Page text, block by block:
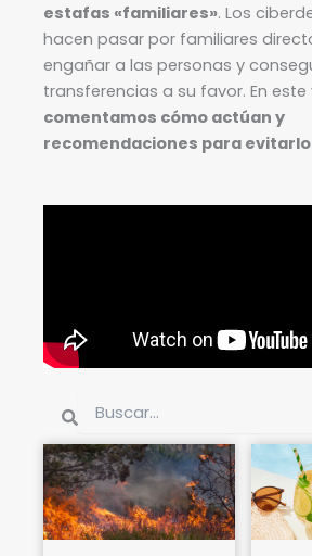
estafas «familiares». Los
hacen pasar por familiares
engañar a las personas y
transferencias a su favor. En este
comentamos cómo actúan y
recomendaciones para